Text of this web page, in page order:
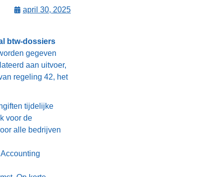
april 30, 2025
btw-dossiers
gegeven
aan uitvoer,
regeling 42, het
tijdelijke
voor de
alle bedrijven